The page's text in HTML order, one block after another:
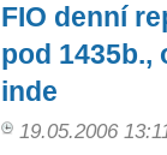
FIO denní
pod 1435b.,
inde
19.05.2006